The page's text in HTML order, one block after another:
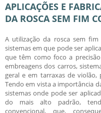
APLICAÇÕES E
DA ROSCA SEM FIM
A utilização da rosca sem
sistemas em que pode ser
que têm como foco a
embreagens dos carros,
geral e em tarraxas de
Tendo em vista a importância
sistemas onde pode ser
do mais alto padrão,
convencional, que,